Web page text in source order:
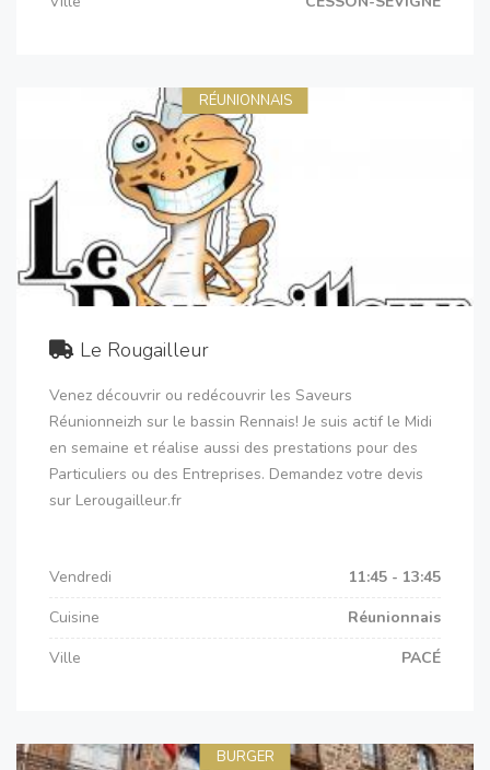
RÉUNIONNAIS
Le Rougailleur
Venez découvrir ou redécouvrir les Saveurs
Réunionneizh sur le bassin Rennais! Je suis actif le Midi
en semaine et réalise aussi des prestations pour des
Particuliers ou des Entreprises. Demandez votre devis
sur Lerougailleur.fr
Vendredi
11:45 - 13:45
Cuisine
Réunionnais
Ville
PACÉ
BURGER